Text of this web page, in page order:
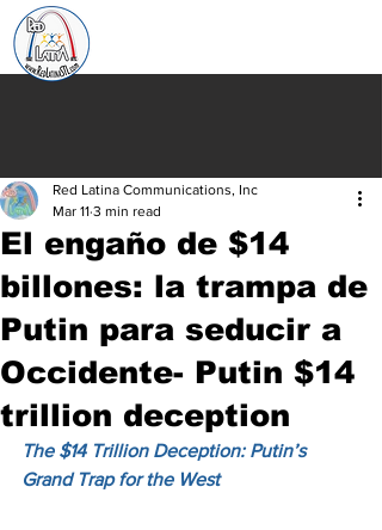
El engaño de $14
billones: la trampa de
Putin para seducir a
Occidente- Putin $14
trillion deception
Red Latina Communications, Inc
Mar 11 3 min read
The $14 Trillion Deception: Putin’s
Grand Trap for the West